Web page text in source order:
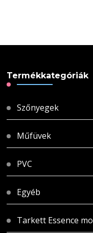
Termékkategóriák
Szőnyegek
Műfüvek
PVC
Egyéb
Tarkett Essence